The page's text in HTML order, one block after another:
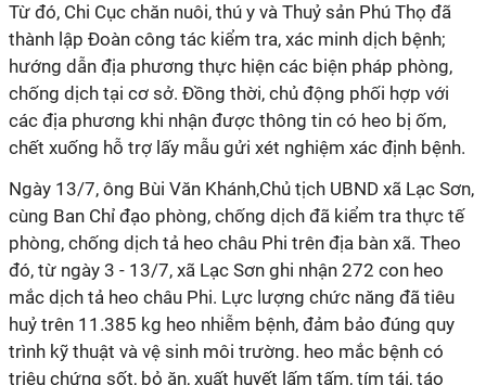
Từ đó, Chi Cục chăn nuôi, thú y và Thuỷ sản Phú Thọ đã
thành lập Đoàn công tác kiểm tra, xác minh dịch bệnh;
hướng dẫn địa phương thực hiện các biện pháp phòng,
chống dịch tại cơ sở. Đồng thời, chủ động phối hợp với
các địa phương khi nhận được thông tin có heo bị ốm,
chết xuống hỗ trợ lấy mẫu gửi xét nghiệm xác định bệnh.
Ngày 13/7, ông Bùi Văn Khánh,Chủ tịch UBND xã Lạc Sơn,
cùng Ban Chỉ đạo phòng, chống dịch đã kiểm tra thực tế
phòng, chống dịch tả heo châu Phi trên địa bàn xã. Theo
đó, từ ngày 3 - 13/7, xã Lạc Sơn ghi nhận 272 con heo
mắc dịch tả heo châu Phi. Lực lượng chức năng đã tiêu
huỷ trên 11.385 kg heo nhiễm bệnh, đảm bảo đúng quy
trình kỹ thuật và vệ sinh môi trường. heo mắc bệnh có
triệu chứng sốt, bỏ ăn, xuất huyết lấm tấm, tím tái, táo